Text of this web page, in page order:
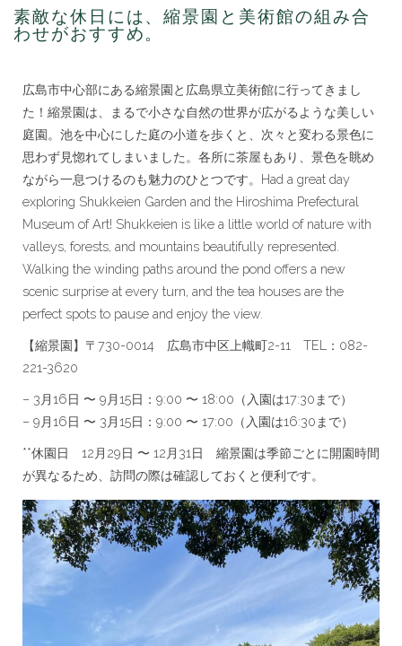
な
休
日
縮
景
園
と
美
館
の
合
わ
が
お
す
め。
素敵な休日には、縮景園と美術館の組み合
わせがおすすめ。
広島市中心部にある縮景園と広島県立美術館に行ってきまし
た！縮景園は、まるで小さな自然の世界が広がるような美しい
庭園。池を中心にした庭の小道を歩くと、次々と変わる景色に
思わず見惚れてしまいました。各所に茶屋もあり、景色を眺め
ながら一息つけるのも魅力のひとつです。Had a great day
exploring Shukkeien Garden and the Hiroshima Prefectural
Museum of Art! Shukkeien is like a little world of nature with
valleys, forests, and mountains beautifully represented.
Walking the winding paths around the pond offers a new
scenic surprise at every turn, and the tea houses are the
perfect spots to pause and enjoy the view.
【縮景園】〒730-0014 広島市中区上幟町2-11 TEL：082-
221-3620
– 3月16日 〜 9月15日：9:00 〜 18:00（入園は17:30まで）
– 9月16日 〜 3月15日：9:00 〜 17:00（入園は16:30まで）
**休園日 12月29日 〜 12月31日 縮景園は季節ごとに開園時間
が異なるため、訪問の際は確認しておくと便利です。